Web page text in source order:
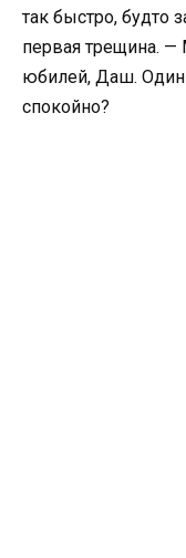
так быстро, будто
первая трещина. —
юбилей, Даш.
спокойно?